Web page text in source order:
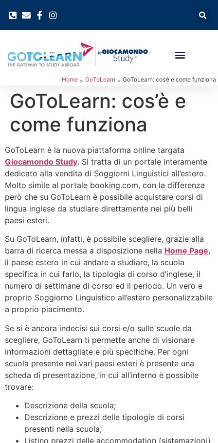
Home > GoToLearn > GoToLearn: cos’è e come funziona
GoToLearn: cos’è e
come funziona
GoToLearn è la nuova piattaforma online targata
Giocamondo Study. Si tratta di un portale interamente
dedicato alla vendita di Soggiorni Linguistici all’estero.
Molto simile al portale booking.com, con la differenza
però che su GoToLearn è possibile acquistare corsi di
lingua inglese da studiare direttamente nei più belli
paesi esteri.
Su GoToLearn, infatti, è possibile scegliere, grazie alla
barra di ricerca messa a disposizione nella Home Page,
il paese estero in cui andare a studiare, la scuola
specifica in cui farlo, la tipologia di corso d’inglese, il
numero di settimane di corso ed il periodo. Un vero e
proprio Soggiorno Linguistico all’estero personalizzabile
a proprio piacimento.
Se si è ancora indecisi sui corsi e/o sulle scuole da
scegliere, GoToLearn ti permette anche di visionare
informazioni dettagliate e più specifiche. Per ogni
scuola presente nei vari paesi esteri è presente una
scheda di presentazione, in cui all’interno è possibile
trovare:
Descrizione della scuola;
Descrizione e prezzi delle tipologie di corsi
presenti nella scuola;
Listino prezzi delle accommodation (sistemazioni)